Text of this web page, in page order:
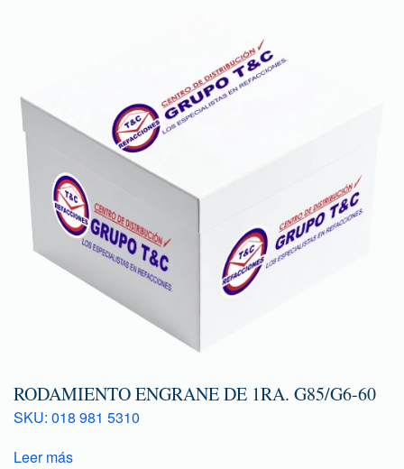
RODAMIENTO ENGRANE DE 1RA. G85/G6-60
SKU: 018 981 5310
Leer más